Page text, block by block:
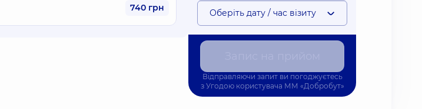
740 грн Оберіть дату / час візиту
Відправляючи запит ви погоджуєтесь
з Угодою користувача ММ «Добробут»